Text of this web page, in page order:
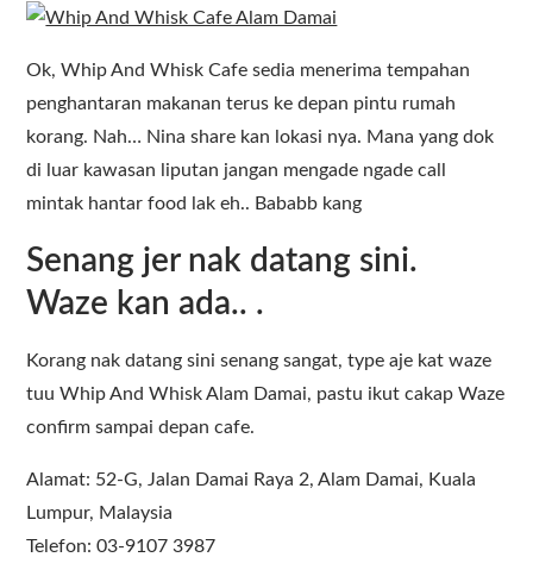
Ok, Whip And Whisk Cafe sedia menerima tempahan
penghantaran makanan terus ke depan pintu rumah
korang. Nah… Nina share kan lokasi nya. Mana yang dok
di luar kawasan liputan jangan mengade ngade call
mintak hantar food lak eh.. Bababb kang
Senang jer nak datang sini.
Waze kan ada.. .
Korang nak datang sini senang sangat, type aje kat waze
tuu Whip And Whisk Alam Damai, pastu ikut cakap Waze
confirm sampai depan cafe.
Alamat: 52-G, Jalan Damai Raya 2, Alam Damai, Kuala
Lumpur, Malaysia
Telefon: 03-9107 3987